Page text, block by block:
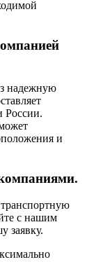
надежную
России.
и
с нашим
заявку.